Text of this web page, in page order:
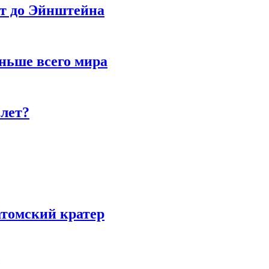
до Эйнштейна
всего мира
кратер